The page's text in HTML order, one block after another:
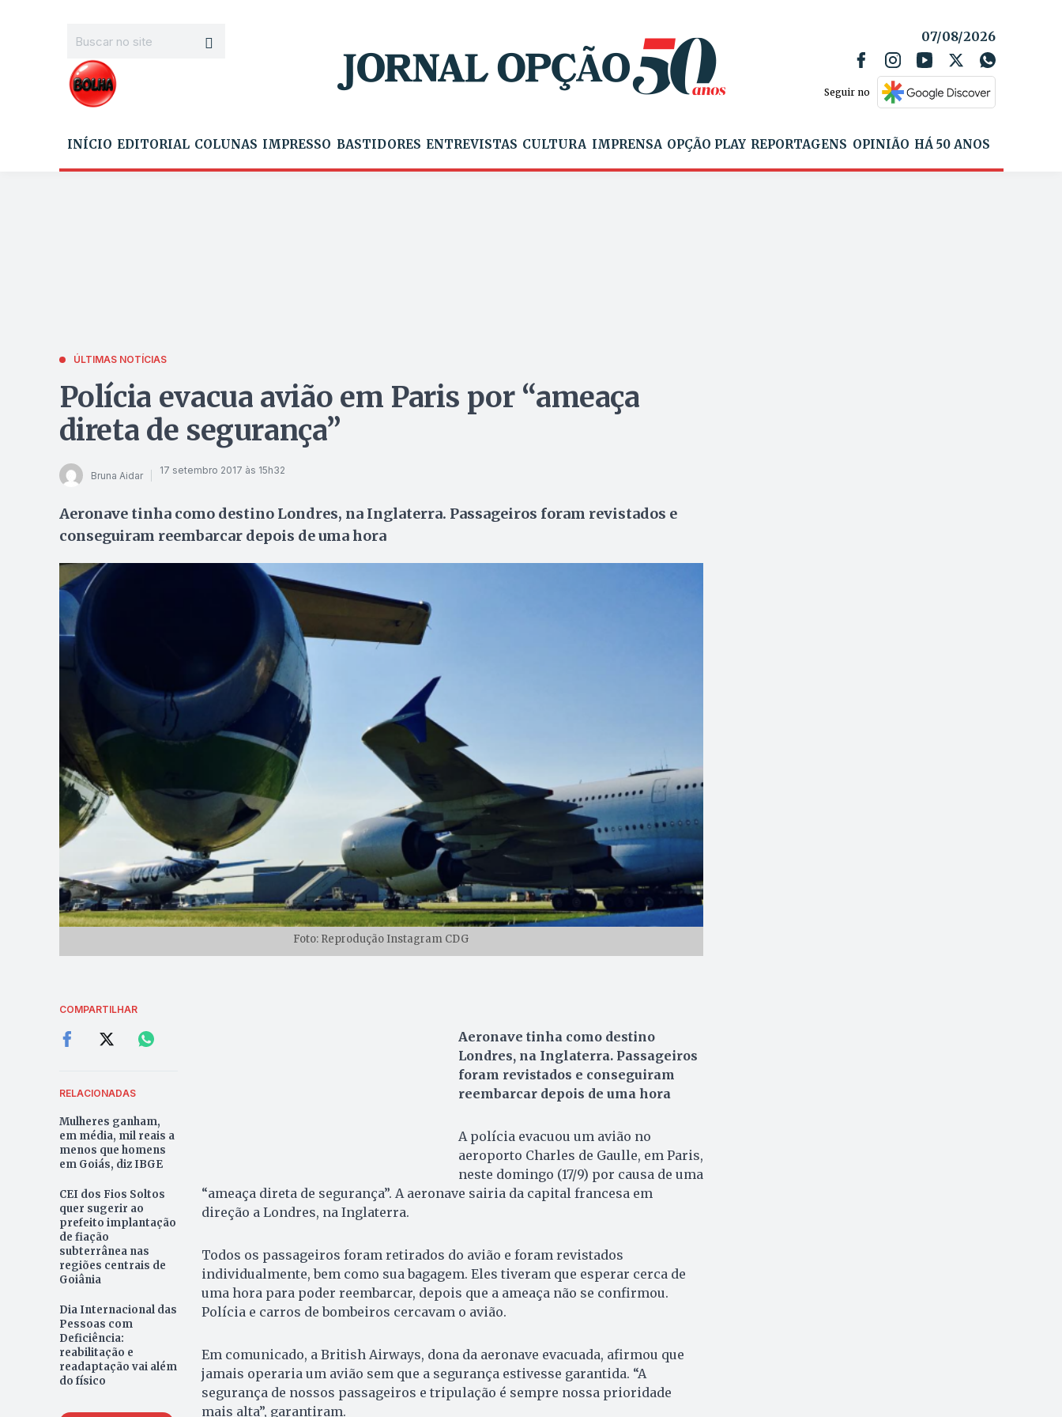
07/08/2026
Seguir no
INÍCIO EDITORIAL COLUNAS IMPRESSO BASTIDORES ENTREVISTAS CULTURA IMPRENSA OPÇÃO PLAY REPORTAGENS OPINIÃO HÁ 50 ANOS
ÚLTIMAS NOTÍCIAS
Polícia evacua avião em Paris por “ameaça
direta de segurança”
Bruna Aidar 17 setembro 2017 às 15h32
Aeronave tinha como destino Londres, na Inglaterra. Passageiros foram revistados e
conseguiram reembarcar depois de uma hora
Foto: Reprodução Instagram CDG
COMPARTILHAR
RELACIONADAS
Mulheres ganham,
em média, mil reais a
menos que homens
em Goiás, diz IBGE
CEI dos Fios Soltos
quer sugerir ao
prefeito implantação
de fiação
subterrânea nas
regiões centrais de
Goiânia
Dia Internacional das
Pessoas com
Deficiência:
reabilitação e
readaptação vai além
do físico
Aeronave tinha como destino
Londres, na Inglaterra. Passageiros
foram revistados e conseguiram
reembarcar depois de uma hora
A polícia evacuou um avião no
aeroporto Charles de Gaulle, em Paris,
neste domingo (17/9) por causa de uma
“ameaça direta de segurança”. A aeronave sairia da capital francesa em
direção a Londres, na Inglaterra.
Todos os passageiros foram retirados do avião e foram revistados
individualmente, bem como sua bagagem. Eles tiveram que esperar cerca de
uma hora para poder reembarcar, depois que a ameaça não se confirmou.
Polícia e carros de bombeiros cercavam o avião.
Em comunicado, a British Airways, dona da aeronave evacuada, afirmou que
jamais operaria um avião sem que a segurança estivesse garantida. “A
segurança de nossos passageiros e tripulação é sempre nossa prioridade
mais alta”, garantiram.